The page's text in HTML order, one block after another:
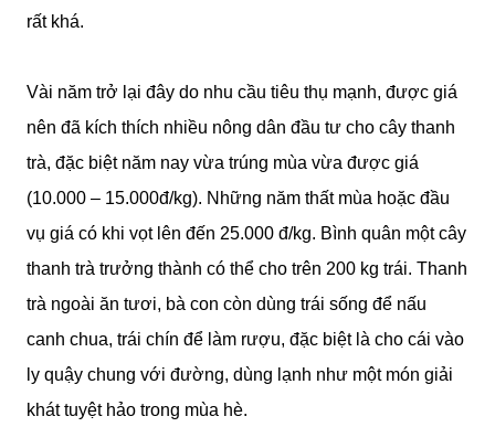
rất khá.
Vài năm trở lại đây do nhu cầu tiêu thụ mạnh, được giá
nên đã kích thích nhiều nông dân đầu tư cho cây thanh
trà, đặc biệt năm nay vừa trúng mùa vừa được giá
(10.000 – 15.000đ/kg). Những năm thất mùa hoặc đầu
vụ giá có khi vọt lên đến 25.000 đ/kg. Bình quân một cây
thanh trà trưởng thành có thể cho trên 200 kg trái. Thanh
trà ngoài ăn tươi, bà con còn dùng trái sống để nấu
canh chua, trái chín để làm rượu, đặc biệt là cho cái vào
ly quậy chung với đường, dùng lạnh như một món giải
khát tuyệt hảo trong mùa hè.